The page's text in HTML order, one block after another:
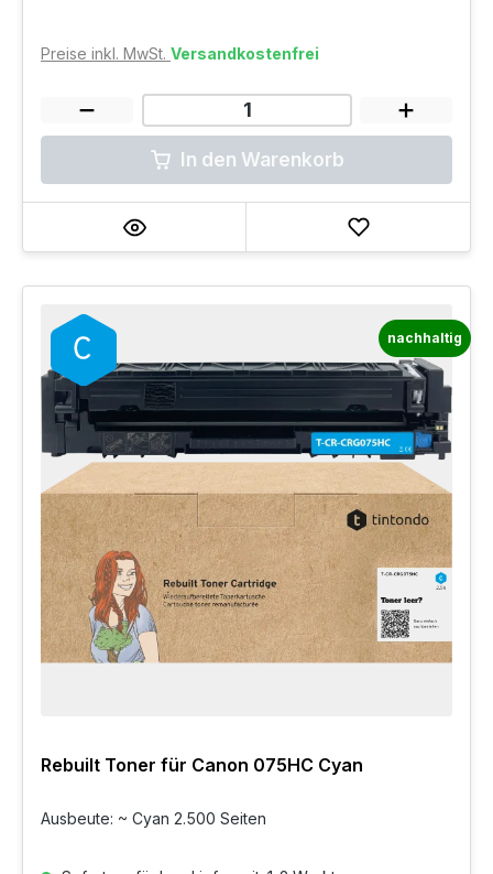
Preise inkl. MwSt. Versandkostenfrei
In den Warenkorb
nachhaltig
Rebuilt Toner für Canon 075HC Cyan
Ausbeute: ~ Cyan 2.500 Seiten